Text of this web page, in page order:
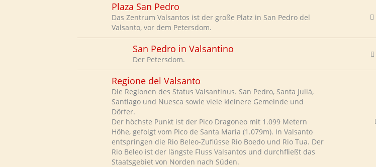
Plaza San Pedro
Das Zentrum Valsantos ist der große Platz in San Pedro del
Valsanto, vor dem Petersdom.
San Pedro in Valsantino
Der Petersdom.
Regione del Valsanto
Die Regionen des Status Valsantinus. San Pedro, Santa Juliá,
Santiago und Nuesca sowie viele kleinere Gemeinde und
Dörfer.
Der höchste Punkt ist der Pico Dragoneo mit 1.099 Metern
Höhe, gefolgt vom Pico de Santa Maria (1.079m). In Valsanto
entspringen die Rio Beleo-Zuflüsse Rio Boedo und Rio Tua. Der
Rio Beleo ist der längste Fluss Valsantos und durchfließt das
Staatsgebiet von Norden nach Süden.